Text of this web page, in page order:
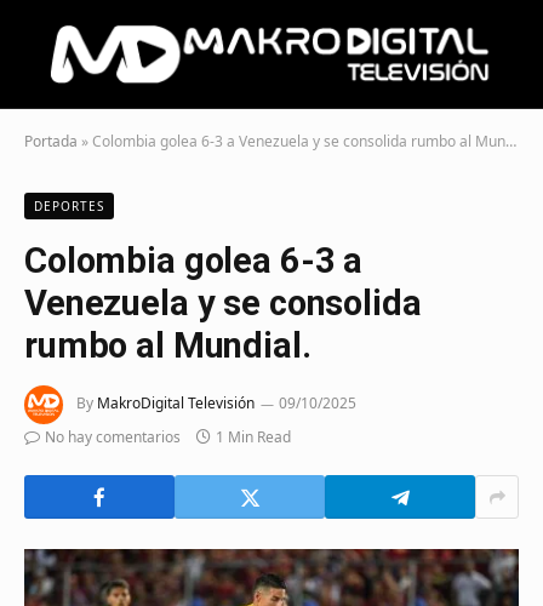
Portada »Colombia golea 6-3 a Venezuela y se consolida rumbo al Mundial.
DEPORTES
Colombia golea 6-3 a
Venezuela y se consolida
rumbo al Mundial.
By MakroDigital Televisión
09/10/2025
No hay comentarios
1 Min Read